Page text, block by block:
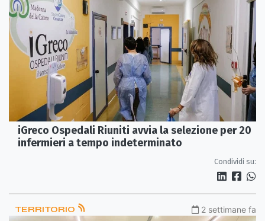
iGreco Ospedali Riuniti avvia la selezione per 20
infermieri a tempo indeterminato
Condividi su:
TERRITORIO 2 settimane fa